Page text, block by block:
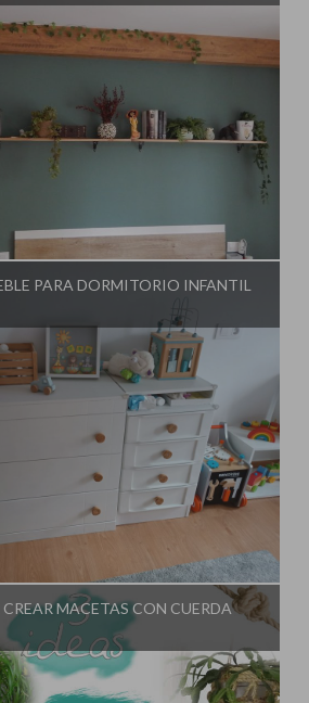
El Taller de Ire
PARA DORMITORIO INFANTIL
MACETAS CON CUERDA